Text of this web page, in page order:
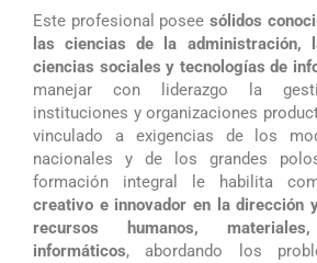
Este profesional posee sólidos
las ciencias de la administración,
ciencias sociales y tecnologías de
manejar con liderazgo la
instituciones y organizaciones
vinculado a exigencias de los
nacionales y de los grandes
formación integral le habilita
creativo e innovador en la dirección
recursos humanos,
informáticos, abordando los